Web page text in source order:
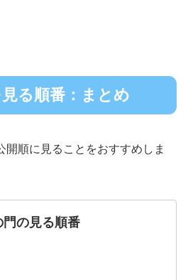
る順番：まとめ
開順に見ることをおすすめしま
門の見る順番